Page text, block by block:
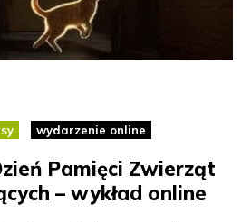
wydarzenie online
Pamięci Zwierząt
– wykład online